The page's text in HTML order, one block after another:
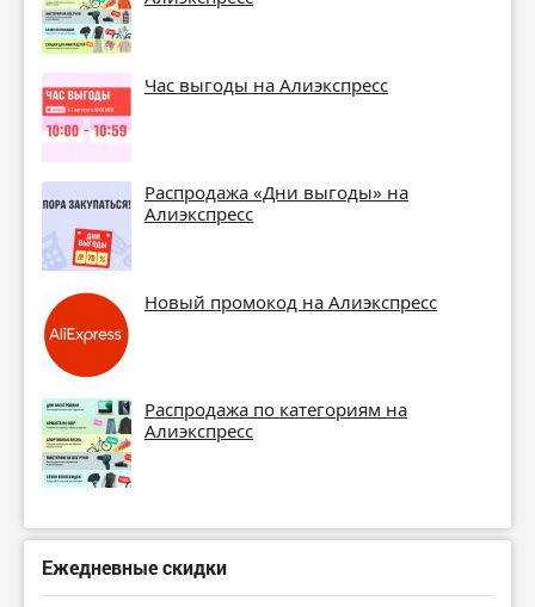
Час выгоды на Алиэкспресс
Распродажа «Дни выгоды» на
Алиэкспресс
Новый промокод на Алиэкспресс
Распродажа по категориям на
Алиэкспресс
Ежедневные скидки